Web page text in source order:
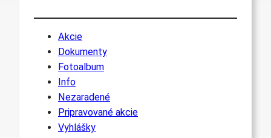
Akcie
Dokumenty
Fotoalbum
Info
Nezaradené
Pripravované akcie
Vyhlášky